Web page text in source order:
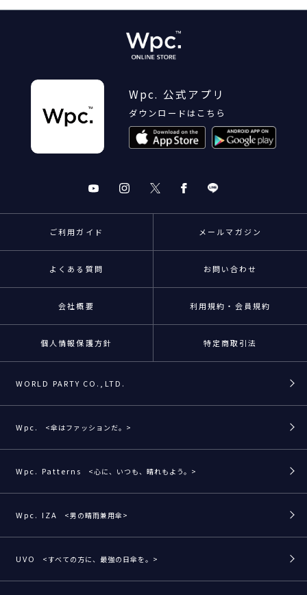
Wpc. 公式アプリ
ダウンロードはこちら
ご利用ガイド メールマガジン
よくある質問 お問い合わせ
会社概要 利用規約・会員規約
個人情報保護方針 特定商取引法
WORLD PARTY CO.,LTD.
Wpc. <傘はファッションだ。>
Wpc. Patterns <心に、いつも、晴れもよう。>
Wpc. IZA <男の晴雨兼用傘>
UVO <すべての方に、最強の日傘を。>